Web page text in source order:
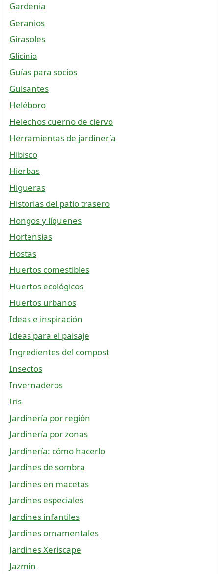
Gardenia
Geranios
Girasoles
Glicinia
Guías para socios
Guisantes
Heléboro
Helechos cuerno de ciervo
Herramientas de jardinería
Hibisco
Hierbas
Higueras
Historias del patio trasero
Hongos y líquenes
Hortensias
Hostas
Huertos comestibles
Huertos ecológicos
Huertos urbanos
Ideas e inspiración
Ideas para el paisaje
Ingredientes del compost
Insectos
Invernaderos
Iris
Jardinería por región
Jardinería por zonas
Jardinería: cómo hacerlo
Jardines de sombra
Jardines en macetas
Jardines especiales
Jardines infantiles
Jardines ornamentales
Jardines Xeriscape
Jazmín